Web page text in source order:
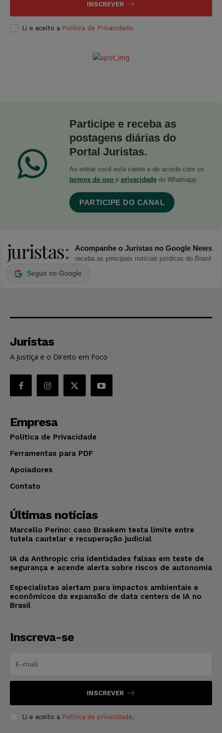
INSCREVER
Li e aceito a Política de Privacidade.
Participe e receba as
postagens diárias do
Portal Juristas.
Ao entrar você está ciente e de acordo com os
termos de uso e privacidade do Whatsapp.
PARTICIPE DO CANAL
Acompanhe o Juristas no Google News
receba as principais notícias jurídicas do Brasil
Seguir no Google
Juristas
A Justiça e o Direito em Foco
Empresa
Política de Privacidade
Ferramentas para PDF
Apoiadores
Contato
Últimas notícias
Marcello Perino: caso Braskem testa limite entre
tutela cautelar e recuperação judicial
IA da Anthropic cria identidades falsas em teste de
segurança e acende alerta sobre riscos de autonomia
Especialistas alertam para impactos ambientais e
econômicos da expansão de data centers de IA no
Brasil
Inscreva-se
INSCREVER
Li e aceito a Política de privacidade.